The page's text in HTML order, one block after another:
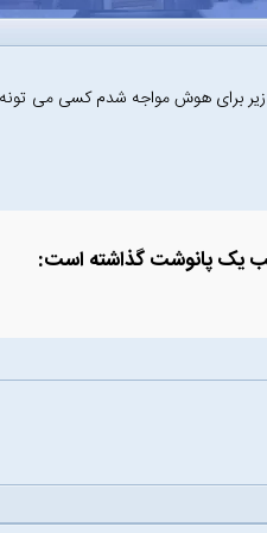
برای هوش مواجه شدم کسی می